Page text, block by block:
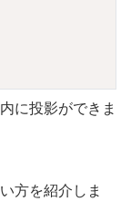
に投影ができま
方を紹介しま